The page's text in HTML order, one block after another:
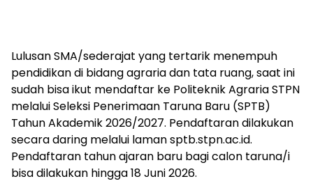
Lulusan SMA/sederajat yang tertarik menempuh
pendidikan di bidang agraria dan tata ruang, saat ini
sudah bisa ikut mendaftar ke Politeknik Agraria STPN
melalui Seleksi Penerimaan Taruna Baru (SPTB)
Tahun Akademik 2026/2027. Pendaftaran dilakukan
secara daring melalui laman sptb.stpn.ac.id.
Pendaftaran tahun ajaran baru bagi calon taruna/i
bisa dilakukan hingga 18 Juni 2026.